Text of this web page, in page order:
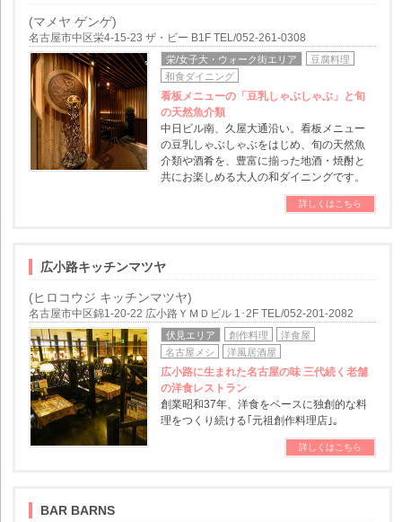
(マメヤ ゲンゲ)
名古屋市中区栄4-15-23 ザ・ビー B1F TEL/052-261-0308
栄/女子大・ウォーク街エリア
豆腐料理
和食ダイニング
看板メニューの「豆乳しゃぶしゃぶ」と旬
の天然魚介類
中日ビル南、久屋大通沿い。看板メニュー
の豆乳しゃぶしゃぶをはじめ、旬の天然魚
介類や酒肴を、豊富に揃った地酒・焼酎と
共にお楽しめる大人の和ダイニングです。
詳しくはこちら
広小路キッチンマツヤ
(ヒロコウジ キッチンマツヤ)
名古屋市中区錦1-20-22 広小路ＹＭＤビル 1･2F TEL/052-201-2082
伏見エリア 創作料理
洋食屋
名古屋メシ
洋風居酒屋
広小路に生まれた名古屋の味 三代続く老舗
の洋食レストラン
創業昭和37年、洋食をベースに独創的な料
理をつくり続ける｢元祖創作料理店｣。
詳しくはこちら
BAR BARNS